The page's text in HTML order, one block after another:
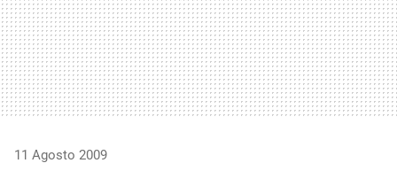
11 Agosto 2009